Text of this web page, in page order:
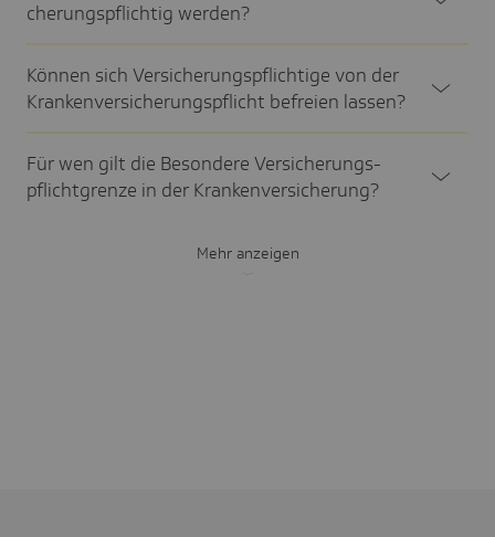
che­rungs­pflichtig werden?
Können sich Versi­che­rungs­pflich­tige von der
Kran­ken­ver­si­che­rungs­pflicht befreien lassen?
Für wen gilt die Beson­dere Versi­che­rungs­
pflicht­grenze in der Kran­ken­ver­si­che­rung?
Mehr anzeigen